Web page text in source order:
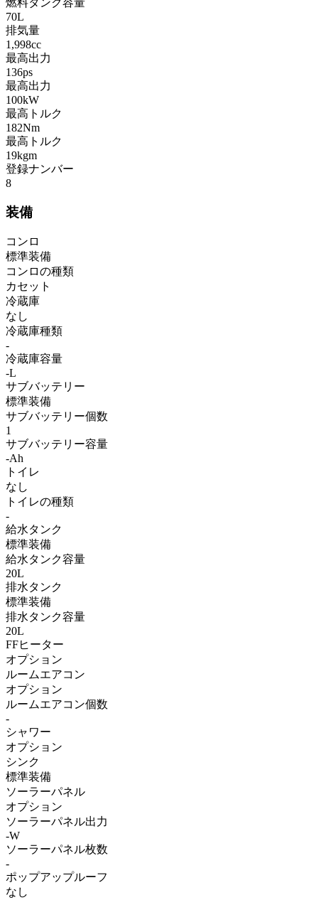
燃料タンク容量
70L
排気量
1,998cc
最高出力
136ps
最高出力
100kW
最高トルク
182Nm
最高トルク
19kgm
登録ナンバー
8
装備
コンロ
標準装備
コンロの種類
カセット
冷蔵庫
なし
冷蔵庫種類
-
冷蔵庫容量
-L
サブバッテリー
標準装備
サブバッテリー個数
1
サブバッテリー容量
-Ah
トイレ
なし
トイレの種類
-
給水タンク
標準装備
給水タンク容量
20L
排水タンク
標準装備
排水タンク容量
20L
FFヒーター
オプション
ルームエアコン
オプション
ルームエアコン個数
-
シャワー
オプション
シンク
標準装備
ソーラーパネル
オプション
ソーラーパネル出力
-W
ソーラーパネル枚数
-
ポップアップルーフ
なし